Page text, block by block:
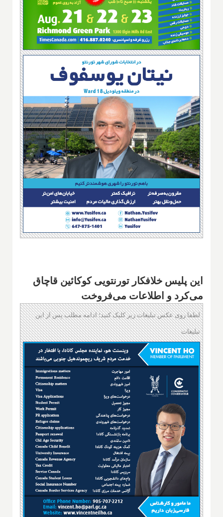
این پلیس خلافکار تورنتویی کوکائین قاچاق
می‌کرد و اطلاعات می‌فروخت
لطفا روی عکس تبلیغات زیر کلیک کنید؛ ادامه مطلب پس از این
تبلیغات